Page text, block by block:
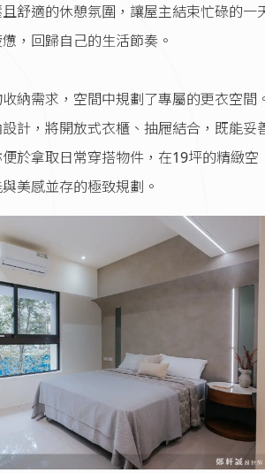
舒適的休憩氛圍，讓屋主結束忙碌的一
，回歸自己的生活節奏。
納需求，空間中規劃了專屬的更衣空間
計，將開放式衣櫃、抽屜結合，既能妥
於拿取日常穿搭物件，在19坪的精緻空
美感並存的極致規劃。